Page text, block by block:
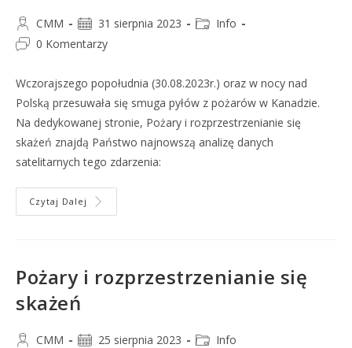
CMM 31 sierpnia 2023
Info
0 Komentarzy
Wczorajszego popołudnia (30.08.2023r.) oraz w nocy nad
Polską przesuwała się smuga pyłów z pożarów w Kanadzie.
Na dedykowanej stronie, Pożary i rozprzestrzenianie się
skażeń znajdą Państwo najnowszą analizę danych
satelitarnych tego zdarzenia:
Czytaj Dalej
Pożary i rozprzestrzenianie się
skażeń
CMM 25 sierpnia 2023 Info